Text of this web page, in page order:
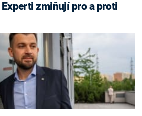
zmiňují pro a proti